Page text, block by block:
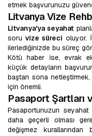
etmek başvurunuzu
Litvanya Vize
Litvanya'ya seyahat
soruvize süreci oluyor.
ilerlediğinizde bu süreç
Kötü haber ise, evrak
küçük detayların
baştan sona netleştirmek,
için önemli.
Pasaport Şartları
Pasaportunuzun
daha geçerli olması
değişmez